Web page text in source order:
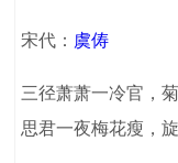
宋代： 虞俦
三径萧萧一冷官，
思君一夜梅花瘦，